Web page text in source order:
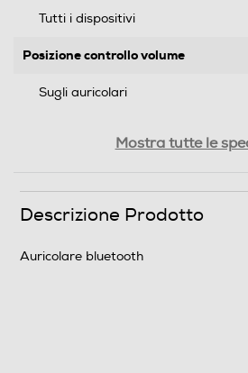
Tutti i dispositivi
Posizione controllo volume
Sugli auricolari
Mostra tutte le
Descrizione Prodotto
Auricolare bluetooth